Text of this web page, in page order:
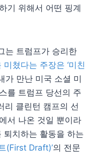
기 위해서 어떤 핑계
는 트럼프가 승리한
쳤다는 주장은 ‘미친
가 만난 미국 소셜 미
를 트럼프 당선의 주
리 클린턴 캠프의 선
서 나온 것일 뿐이라
퇴치하는 활동을 하는
(First Draft)’의 전문